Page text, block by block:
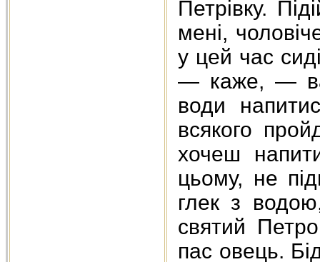
Петрівку.
мені,
у цей час
— каже, —
води
всякого
хочеш
цьому, не
глек з
святий
пас овець.